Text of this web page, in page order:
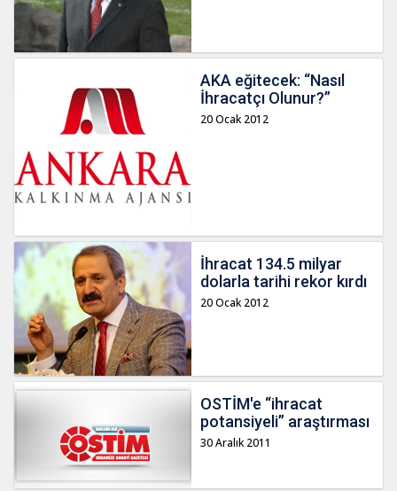
AKA eğitecek: “Nasıl
İhracatçı Olunur?”
20 Ocak 2012
İhracat 134.5 milyar
dolarla tarihi rekor kırdı
20 Ocak 2012
OSTİM'e “ihracat
potansiyeli” araştırması
30 Aralık 2011